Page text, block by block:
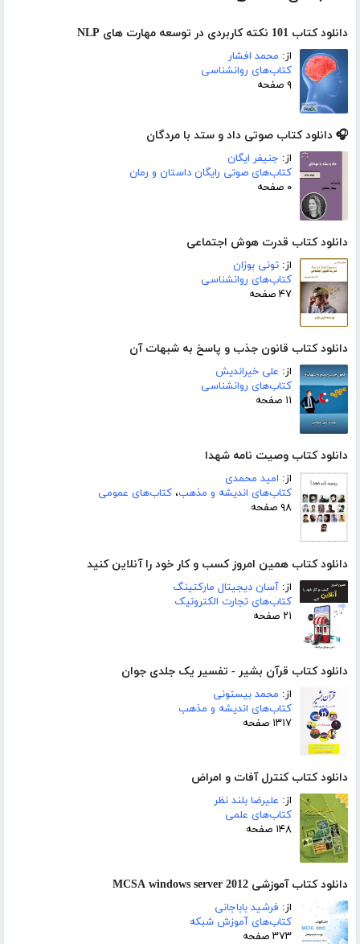
دانلود کتاب 101 نکته کاربردی در توسعه مهارت های NLP
از: محمد افشار
کتاب‌های روانشناسی
۹ صفحه
🎧 دانلود کتاب صوتی داد و ستد با مردگان
از: جنیفر ایگان
کتاب‌های صوتی رایگان داستان و رمان
۰ صفحه
دانلود کتاب قدرت هوش اجتماعی
از: تونی بوزان
کتاب‌های روانشناسی
۴۷ صفحه
دانلود کتاب قانون جذب و پاسخ به شبهات آن
از: علی خیراندیش
کتاب‌های روانشناسی
۱۱ صفحه
دانلود کتاب وصیت نامه شهدا
از: امید محمدی
کتاب‌های اندیشه و مذهب، کتاب‌های عمومی
۹۸ صفحه
دانلود کتاب همین امروز کسب و کار خود را آنلاین کنید
از: آسان دیجیتال مارکتینگ
کتاب‌های تجارت الکترونیک
۲۱ صفحه
دانلود کتاب قرآن بشیر - تفسیر یک جلدی جوان
از: محمد بیستونی
کتاب‌های اندیشه و مذهب
۱۳۱۷ صفحه
دانلود کتاب کنترل آفات و امراض
از: علیرضا بلند نظر
کتاب‌های علمی
۱۴۸ صفحه
دانلود کتاب آموزشی MCSA windows server 2012
از: فرشید باباجانی
کتاب‌های آموزش شبکه
۳۷۳ صفحه